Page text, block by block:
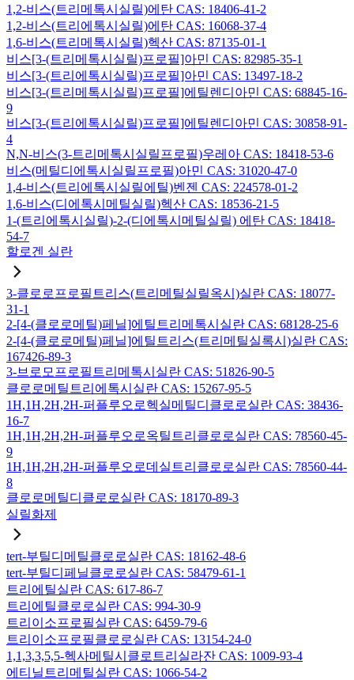
1,2-비스(트리메톡시실릴)에탄 CAS: 18406-41-2
1,2-비스(트리에톡시실릴)에탄 CAS: 16068-37-4
1,6-비스(트리메톡시실릴)헥산 CAS: 87135-01-1
비스[3-(트리메톡시실릴)프로필]아민 CAS: 82985-35-1
비스[3-(트리에톡시실릴)프로필]아민 CAS: 13497-18-2
비스[3-(트리메톡시실릴)프로필]에틸렌디아민 CAS: 68845-16-
9
비스[3-(트리에톡시실릴)프로필]에틸렌디아민 CAS: 30858-91-
4
N,N-비스(3-트리메톡시실릴프로필)우레아 CAS: 18418-53-6
비스(메틸디에톡시실릴프로필)아민 CAS: 31020-47-0
1,4-비스(트리에톡시실릴에틸)벤젠 CAS: 224578-01-2
1,6-비스(디에톡시메틸실릴)헥산 CAS: 18536-21-5
1-(트리에톡시실릴)-2-(디에톡시메틸실릴) 에탄 CAS: 18418-
54-7
할로겐 실란
3-클로로프로필트리스(트리메틸실릴옥시)실란 CAS: 18077-
31-1
2-[4-(클로로메틸)페닐]에틸트리메톡시실란 CAS: 68128-25-6
2-[4-(클로로메틸)페닐]에틸트리스(트리메틸실록시)실란 CAS:
167426-89-3
3-브로모프로필트리메톡시실란 CAS: 51826-90-5
클로로메틸트리에톡시실란 CAS: 15267-95-5
1H,1H,2H,2H-퍼플루오로헥실메틸디클로로실란 CAS: 38436-
16-7
1H,1H,2H,2H-퍼플루오로옥틸트리클로로실란 CAS: 78560-45-
9
1H,1H,2H,2H-퍼플루오로데실트리클로로실란 CAS: 78560-44-
8
클로로메틸디클로로실란 CAS: 18170-89-3
실릴화제
tert-부틸디메틸클로로실란 CAS: 18162-48-6
tert-부틸디페닐클로로실란 CAS: 58479-61-1
트리에틸실란 CAS: 617-86-7
트리에틸클로로실란 CAS: 994-30-9
트리이소프로필실란 CAS: 6459-79-6
트리이소프로필클로로실란 CAS: 13154-24-0
1,1,3,3,5,5-헥사메틸시클로트리실라잔 CAS: 1009-93-4
에티닐트리메틸실란 CAS: 1066-54-2